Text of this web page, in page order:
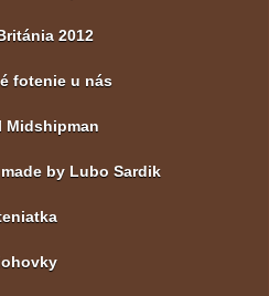
2012
fotenie u nás
Midshipman
by Lubo Sardik